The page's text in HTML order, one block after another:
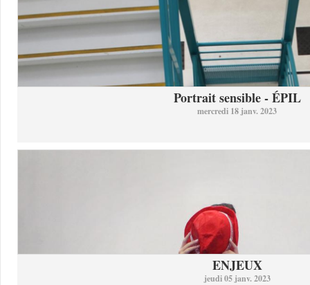
Portrait sensible - ÉPIL
mercredi 18 janv. 2023
ENJEUX
jeudi 05 janv. 2023